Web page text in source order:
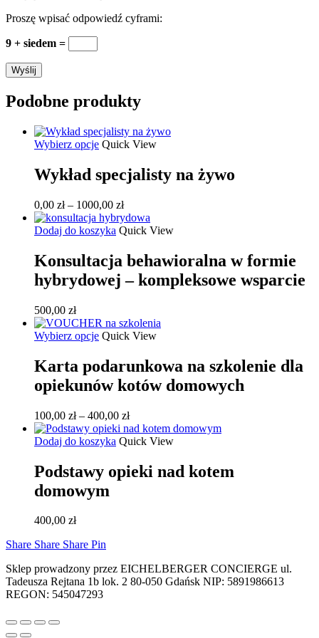
Proszę wpisać odpowiedź cyframi:
9 + siedem =
Podobne produkty
Wybierz opcje Ten
wiele
Opcje
można
wybrać
stronie
produktu
Quick View
Wykład specjalisty na żywo
0,00 zł – 1000,00 złZakres
cen:
od
do
1000,00 zł
Dodaj do koszyka Quick View
Konsultacja behawioralna w formie
hybrydowej – kompleksowe wsparcie
500,00 zł
Wybierz opcje Ten
ma
wiele
wariantów.
można
wybrać
na
stronie
produktu
Quick View
Karta podarunkowa na szkolenie dla
opiekunów kotów domowych
100,00 zł – 400,00 złZakres
cen:
od
do
400,00 zł
Dodaj do koszyka Quick View
Podstawy opieki nad kotem
domowym
400,00 zł
Share
Share Share Share Pin
Sklep prowadzony przez EICHELBERGER CONCIERGE ul.
Tadeusza Rejtana 1b lok. 2 80-050 Gdańsk NIP: 5891986613
REGON: 545047293